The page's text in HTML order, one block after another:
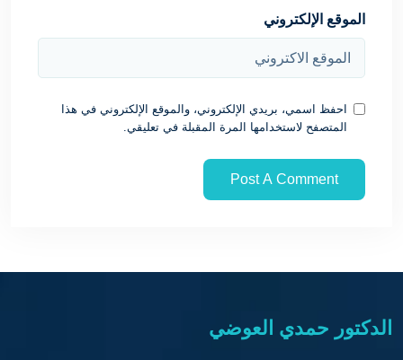
الموقع الإلكتروني
احفظ اسمي، بريدي الإلكتروني، والموقع الإلكتروني في هذا
المتصفح لاستخدامها المرة المقبلة في تعليقي.
الدكتور حمدي العوضي